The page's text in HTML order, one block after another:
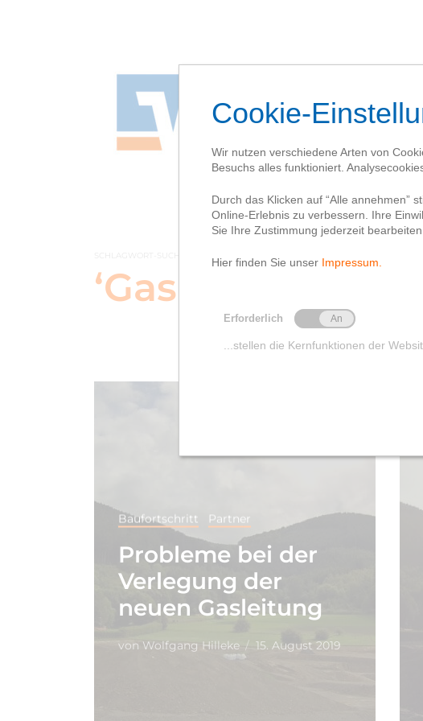
‘Gasleitung’
Baufortschritt Partner
Probleme bei der
Verlegung der
neuen Gasleitung
von Wolfgang Hilleke 15. August 2019